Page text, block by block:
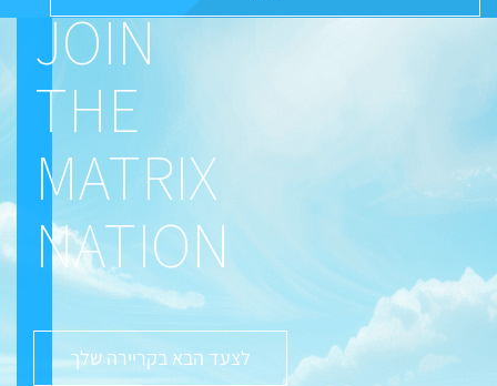
JOIN
THE
MATRIX
NATION
לצעד הבא בקריירה שלך